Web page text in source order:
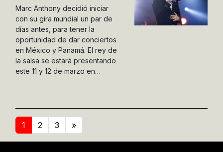
Marc Anthony decidió iniciar
con su gira mundial un par de
días antes, para tener la
oportunidad de dar conciertos
en México y Panamá. El rey de
la salsa se estará presentando
este 11 y 12 de marzo en…
1 2 3 »